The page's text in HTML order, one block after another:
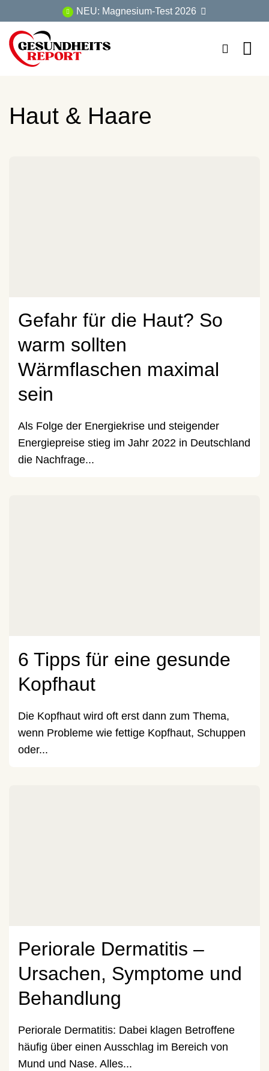
Inhalt
springen
NEU: Magnesium-Test 2026
Haut & Haare
Gefahr für die Haut? So
warm sollten
Wärmflaschen maximal
sein
Als Folge der Energiekrise und steigender
Energiepreise stieg im Jahr 2022 in Deutschland
die Nachfrage...
6 Tipps für eine gesunde
Kopfhaut
Die Kopfhaut wird oft erst dann zum Thema,
wenn Probleme wie fettige Kopfhaut, Schuppen
oder...
Periorale Dermatitis –
Ursachen, Symptome und
Behandlung
Periorale Dermatitis: Dabei klagen Betroffene
häufig über einen Ausschlag im Bereich von
Mund und Nase. Alles...